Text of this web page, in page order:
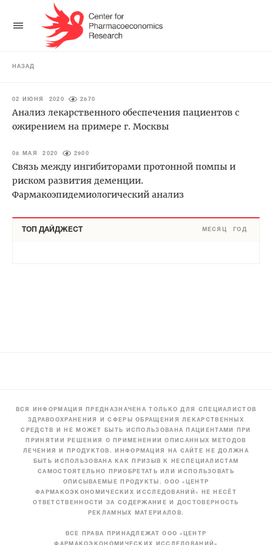
НАЗАД
02 ИЮНЯ 2020 2870
Анализ лекарственного обеспечения пациентов с
ожирением на примере г. Москвы
08 МАЯ 2020 2900
Связь между ингибиторами протонной помпы и
риском развития деменции.
Фармакоэпидемиологический анализ
ТОП ДАЙДЖЕСТ МЕСЯЦ ГОД
ВСЯ ИНФОРМАЦИЯ ПРЕДНАЗНАЧЕНА ТОЛЬКО ДЛЯ СПЕЦИАЛИСТОВ
ЗДРАВООХРАНЕНИЯ И СФЕРЫ ОБРАЩЕНИЯ ЛЕКАРСТВЕННЫХ
СРЕДСТВ И НЕ МОЖЕТ БЫТЬ ИСПОЛЬЗОВАНА ПАЦИЕНТАМИ ПРИ
ПРИНЯТИИ РЕШЕНИЯ О ПРИМЕНЕНИИ ОПИСАННЫХ МЕТОДОВ
ЛЕЧЕНИЯ И ПРОДУКТОВ. ИНФОРМАЦИЯ НА САЙТЕ НЕ ДОЛЖНА
БЫТЬ ИСПОЛЬЗОВАНА КАК ПРИЗЫВ К НЕСПЕЦИАЛИСТАМ
САМОСТОЯТЕЛЬНО ПРИОБРЕТАТЬ ИЛИ ИСПОЛЬЗОВАТЬ
ОПИСЫВАЕМЫЕ ПРОДУКТЫ. ООО «ЦЕНТР
ФАРМАКОЭКОНОМИЧЕСКИХ ИССЛЕДОВАНИЙ» НЕ НЕСЁТ
ОТВЕТСТВЕННОСТИ ЗА СОДЕРЖАНИЕ И ДОСТОВЕРНОСТЬ
РЕКЛАМНЫХ МАТЕРИАЛОВ.
ВСЕ ПРАВА ПРИНАДЛЕЖАТ ООО «ЦЕНТР